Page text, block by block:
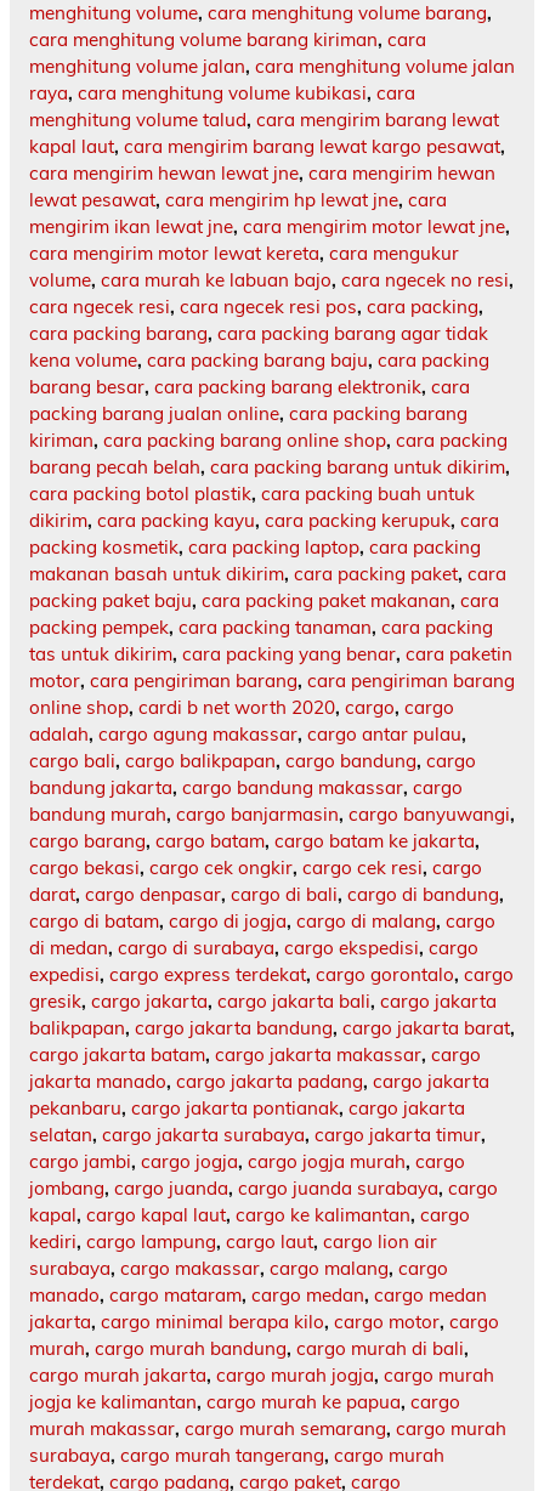
menghitung volume, cara menghitung volume barang,
cara menghitung volume barang kiriman, cara
menghitung volume jalan, cara menghitung volume jalan
raya, cara menghitung volume kubikasi, cara
menghitung volume talud, cara mengirim barang lewat
kapal laut, cara mengirim barang lewat kargo pesawat,
cara mengirim hewan lewat jne, cara mengirim hewan
lewat pesawat, cara mengirim hp lewat jne, cara
mengirim ikan lewat jne, cara mengirim motor lewat jne,
cara mengirim motor lewat kereta, cara mengukur
volume, cara murah ke labuan bajo, cara ngecek no resi,
cara ngecek resi, cara ngecek resi pos, cara packing,
cara packing barang, cara packing barang agar tidak
kena volume, cara packing barang baju, cara packing
barang besar, cara packing barang elektronik, cara
packing barang jualan online, cara packing barang
kiriman, cara packing barang online shop, cara packing
barang pecah belah, cara packing barang untuk dikirim,
cara packing botol plastik, cara packing buah untuk
dikirim, cara packing kayu, cara packing kerupuk, cara
packing kosmetik, cara packing laptop, cara packing
makanan basah untuk dikirim, cara packing paket, cara
packing paket baju, cara packing paket makanan, cara
packing pempek, cara packing tanaman, cara packing
tas untuk dikirim, cara packing yang benar, cara paketin
motor, cara pengiriman barang, cara pengiriman barang
online shop, cardi b net worth 2020, cargo, cargo
adalah, cargo agung makassar, cargo antar pulau,
cargo bali, cargo balikpapan, cargo bandung, cargo
bandung jakarta, cargo bandung makassar, cargo
bandung murah, cargo banjarmasin, cargo banyuwangi,
cargo barang, cargo batam, cargo batam ke jakarta,
cargo bekasi, cargo cek ongkir, cargo cek resi, cargo
darat, cargo denpasar, cargo di bali, cargo di bandung,
cargo di batam, cargo di jogja, cargo di malang, cargo
di medan, cargo di surabaya, cargo ekspedisi, cargo
expedisi, cargo express terdekat, cargo gorontalo, cargo
gresik, cargo jakarta, cargo jakarta bali, cargo jakarta
balikpapan, cargo jakarta bandung, cargo jakarta barat,
cargo jakarta batam, cargo jakarta makassar, cargo
jakarta manado, cargo jakarta padang, cargo jakarta
pekanbaru, cargo jakarta pontianak, cargo jakarta
selatan, cargo jakarta surabaya, cargo jakarta timur,
cargo jambi, cargo jogja, cargo jogja murah, cargo
jombang, cargo juanda, cargo juanda surabaya, cargo
kapal, cargo kapal laut, cargo ke kalimantan, cargo
kediri, cargo lampung, cargo laut, cargo lion air
surabaya, cargo makassar, cargo malang, cargo
manado, cargo mataram, cargo medan, cargo medan
jakarta, cargo minimal berapa kilo, cargo motor, cargo
murah, cargo murah bandung, cargo murah di bali,
cargo murah jakarta, cargo murah jogja, cargo murah
jogja ke kalimantan, cargo murah ke papua, cargo
murah makassar, cargo murah semarang, cargo murah
surabaya, cargo murah tangerang, cargo murah
terdekat, cargo padang, cargo paket, cargo